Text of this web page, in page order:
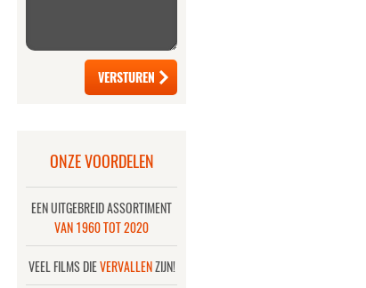
ONZE VOORDELEN
EEN UITGEBREID ASSORTIMENT
VAN 1960 TOT 2020
VEEL FILMS DIEVERVALLENZIJN!